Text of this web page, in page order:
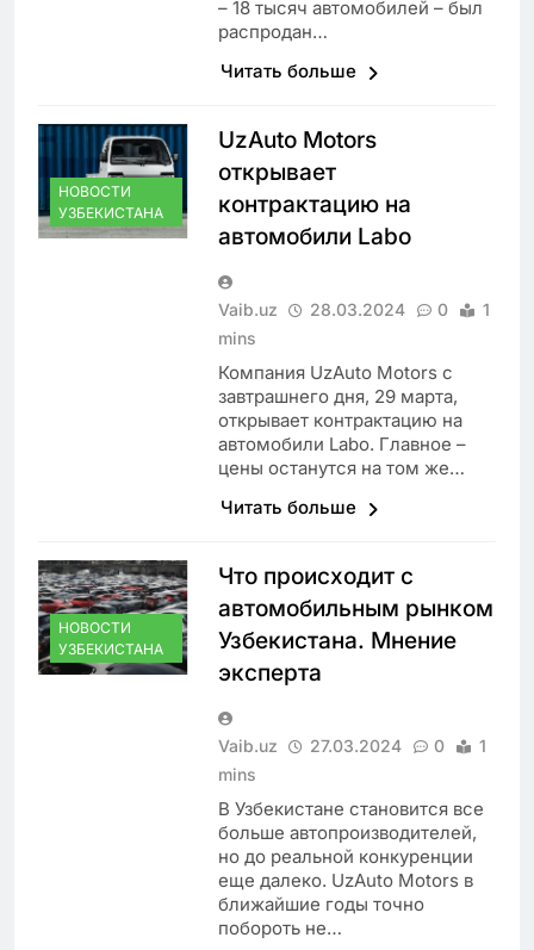
– 18 тысяч автомобилей – был
распродан…
Читать больше
НОВОСТИ
УЗБЕКИСТАНА
UzAuto Motors
открывает
контрактацию на
автомобили Labo
Vaib.uz 28.03.2024 0
1
mins
Компания UzAuto Motors с
завтрашнего дня, 29 марта,
открывает контрактацию на
автомобили Labo. Главное –
цены останутся на том же…
Читать больше
НОВОСТИ
УЗБЕКИСТАНА
Что происходит с
автомобильным рынком
Узбекистана. Мнение
эксперта
Vaib.uz 27.03.2024 0
1
mins
В Узбекистане становится все
больше автопроизводителей,
но до реальной конкуренции
еще далеко. UzAuto Motors в
ближайшие годы точно
побороть не…